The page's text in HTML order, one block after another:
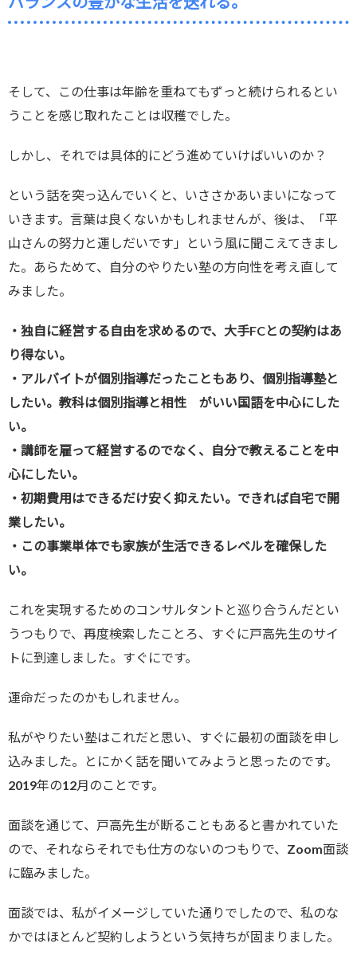
そして、この仕事は年齢を重ねてもずっと続けられるとい
うことを感じ取れたことは収穫でした。
しかし、それでは具体的にどう進めていけばいいのか？
という話を突っ込んでいくと、いささかあいまいになって
いきます。言葉は良くないかもしれませんが、後は、「平
山さんの努力と運しだいです」という風に聞こえてきまし
た。あらためて、自分のやりたい塾の方向性を考え直して
みました。
・独自に経営する自由を求めるので、大手FCとの契約はあ
り得ない。
・アルバイトが個別指導だったこともあり、個別指導塾と
したい。教科は個別指導と相性 がいい国語を中心にした
い。
・講師を雇って経営するのでなく、自分で教えることを中
心にしたい。
・初期費用はできるだけ安く抑えたい。できれば自宅で開
業したい。
・この事業単体でも家族が生活できるレベルを確保した
い。
これを実現するためのコンサルタントと巡り合うんだとい
うつもりで、再度検索したことろ、すぐに戸高先生のサイ
トに到達しました。すぐにです。
運命だったのかもしれません。
私がやりたい塾はこれだと思い、すぐに最初の面談を申し
込みました。とにかく話を聞いてみようと思ったのです。
2019年の12月のことです。
面談を通じて、戸高先生が断ることもあると書かれていた
ので、それならそれでも仕方のないのつもりで、Zoom面談
に臨みました。
面談では、私がイメージしていた通りでしたので、私のな
かではほとんど契約しようという気持ちが固まりました。